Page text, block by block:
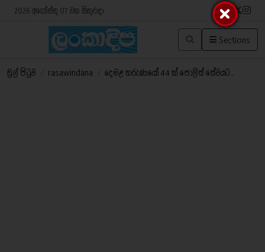
2026 අගෝස්තු 07 වන සිකුරාදා
Sections
මුල් පිටුව rasawindana දෙමළ තරුණයෝ 44 ක් පොලිස් සේවයට..